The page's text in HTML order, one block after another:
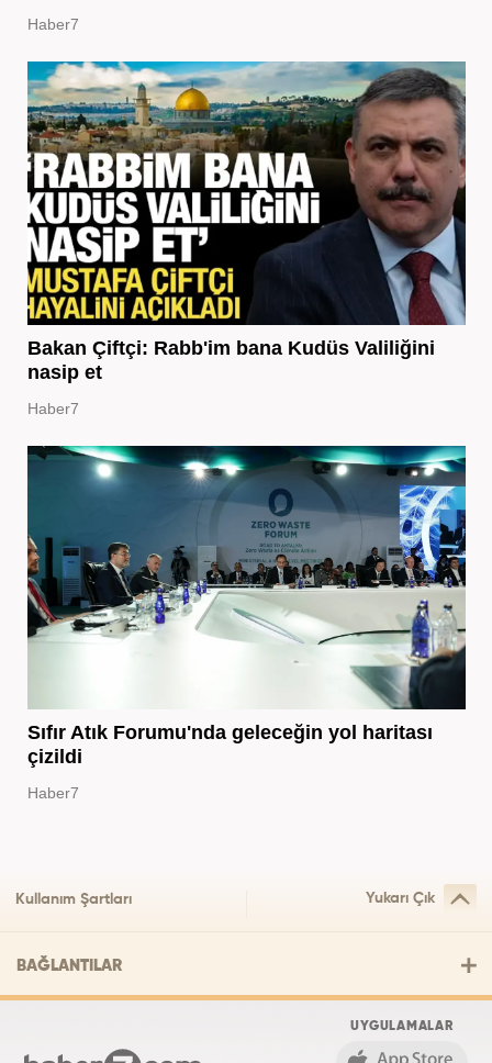
Haber7
Bakan Çiftçi: Rabb'im bana Kudüs Valiliğini
nasip et
Haber7
Sıfır Atık Forumu'nda geleceğin yol haritası
çizildi
Haber7
Kullanım Şartları Yukarı Çık
BAĞLANTILAR
UYGULAMALAR